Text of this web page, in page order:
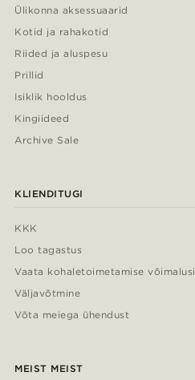
Ülikonna aksessuaarid
Kotid ja rahakotid
Riided ja aluspesu
Prillid
Isiklik hooldus
Kingiideed
Archive Sale
KLIENDITUGI
KKK
Loo tagastus
Vaata kohaletoimetamise võimalusi
Väljavõtmine
Võta meiega ühendust
MEIST MEIST